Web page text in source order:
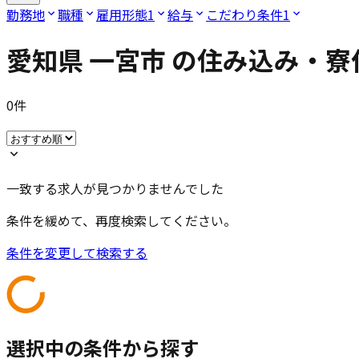
勤務地 職種 雇用形態1 給与 こだわり条件1
愛知県 一宮市 の住み込み・
0件
一致する求人が見つかりませんでした
条件を緩めて、再度検索してください。
条件を変更して検索する
選択中の条件から探す